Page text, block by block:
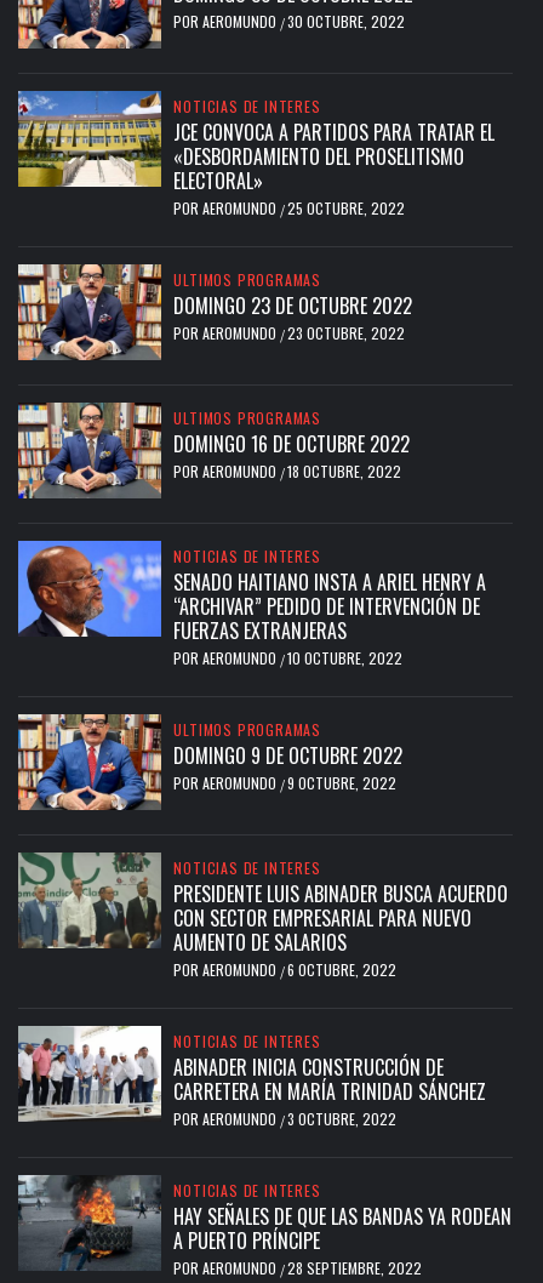
POR AEROMUNDO /30 OCTUBRE, 2022
NOTICIAS DE INTERES
JCE CONVOCA A PARTIDOS PARA TRATAR EL
«DESBORDAMIENTO DEL PROSELITISMO
ELECTORAL»
POR AEROMUNDO /25 OCTUBRE, 2022
ULTIMOS PROGRAMAS
DOMINGO 23 DE OCTUBRE 2022
POR AEROMUNDO /23 OCTUBRE, 2022
ULTIMOS PROGRAMAS
DOMINGO 16 DE OCTUBRE 2022
POR AEROMUNDO /18 OCTUBRE, 2022
NOTICIAS DE INTERES
SENADO HAITIANO INSTA A ARIEL HENRY A
“ARCHIVAR” PEDIDO DE INTERVENCIÓN DE
FUERZAS EXTRANJERAS
POR AEROMUNDO /10 OCTUBRE, 2022
ULTIMOS PROGRAMAS
DOMINGO 9 DE OCTUBRE 2022
POR AEROMUNDO /9 OCTUBRE, 2022
NOTICIAS DE INTERES
PRESIDENTE LUIS ABINADER BUSCA ACUERDO
CON SECTOR EMPRESARIAL PARA NUEVO
AUMENTO DE SALARIOS
POR AEROMUNDO /6 OCTUBRE, 2022
NOTICIAS DE INTERES
ABINADER INICIA CONSTRUCCIÓN DE
CARRETERA EN MARÍA TRINIDAD SÁNCHEZ
POR AEROMUNDO /3 OCTUBRE, 2022
NOTICIAS DE INTERES
HAY SEÑALES DE QUE LAS BANDAS YA RODEAN
A PUERTO PRÍNCIPE
POR AEROMUNDO /28 SEPTIEMBRE, 2022